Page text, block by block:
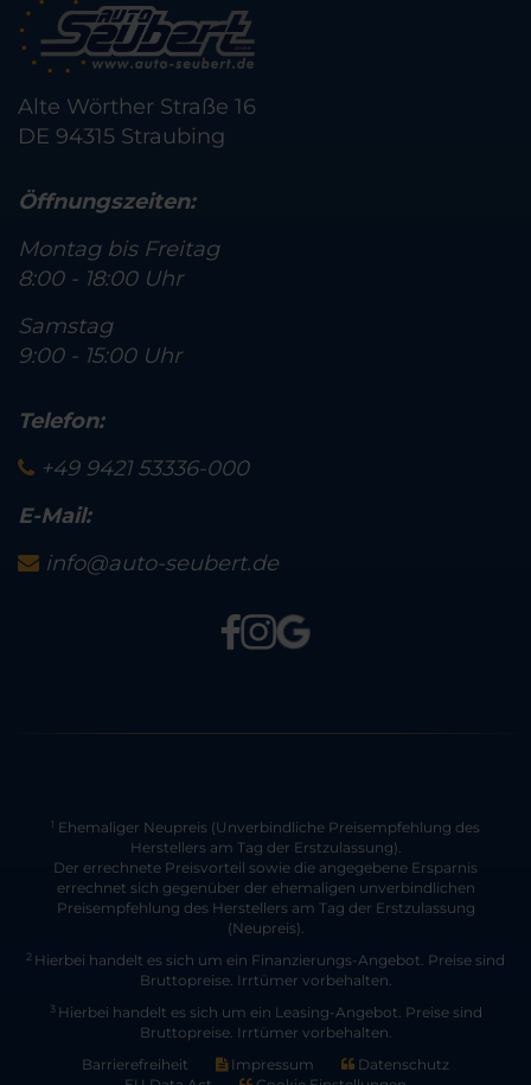
Alte Wörther Straße 16
DE 94315 Straubing
Öffnungszeiten:
Montag bis Freitag
8:00 - 18:00 Uhr
Samstag
9:00 - 15:00 Uhr
Telefon:
+49 9421 53336-000
E-Mail:
info@auto-seubert.de
1
Ehemaliger Neupreis (Unverbindliche Preisempfehlung des
Herstellers am Tag der Erstzulassung).
Der errechnete Preisvorteil sowie die angegebene Ersparnis
errechnet sich gegenüber der ehemaligen unverbindlichen
Preisempfehlung des Herstellers am Tag der Erstzulassung
(Neupreis).
2 Hierbei handelt es sich um ein Finanzierungs-Angebot. Preise sind
Bruttopreise. Irrtümer vorbehalten.
3 Hierbei handelt es sich um ein Leasing-Angebot. Preise sind
Bruttopreise. Irrtümer vorbehalten.
Barrierefreiheit
Impressum
Datenschutz